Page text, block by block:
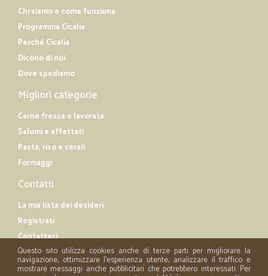
Chi siamo e come funziona
Programma Cicalia
Perché Cicalia
Dicono di noi
Dove spediamo
Migliori categorie
Carne fresca e lavorata
Salumi e affettati
Pasta, riso e cerali
Formaggi
Contatti
La mia lista dei desideri
Registrati
Contattaci
Questo sito utilizza cookies anche di terze parti per migliorare la
navigazione, ottimizzare l'esperienza utente, analizzare il traffico e
mostrare messaggi anche pubblicitari che potrebbero interessati. Per